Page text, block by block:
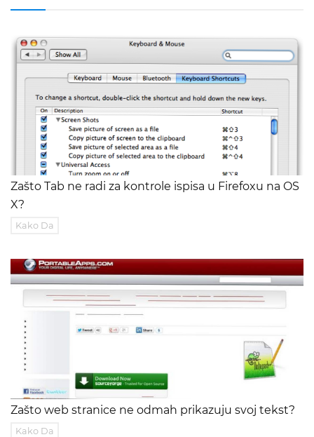
Zašto Tab ne radi za kontrole ispisa u Firefoxu na OS
X?
Kako Da
Zašto web stranice ne odmah prikazuju svoj tekst?
Kako Da